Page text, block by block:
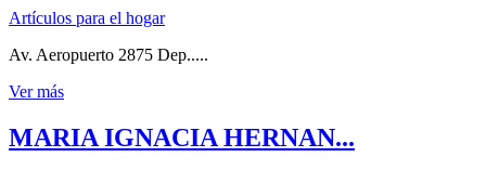
Artículos para el hogar
Av. Aeropuerto 2875 Dep.....
Ver más
MARIA IGNACIA HERNAN...